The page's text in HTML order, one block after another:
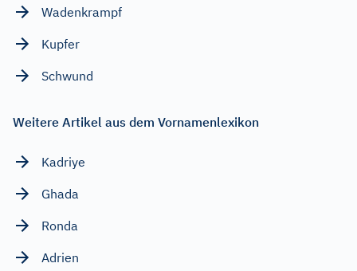
Wadenkrampf
Kupfer
Schwund
Weitere Artikel aus dem Vornamenlexikon
Kadriye
Ghada
Ronda
Adrien